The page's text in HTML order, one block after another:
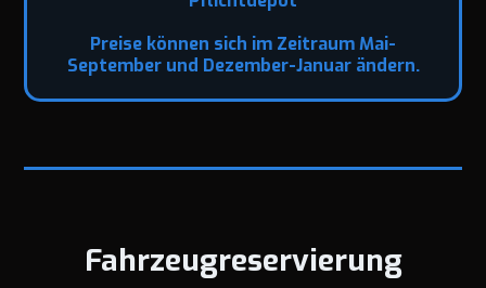
Preise können sich im Zeitraum Mai-
September und Dezember-Januar ändern.
Fahrzeugreservierung